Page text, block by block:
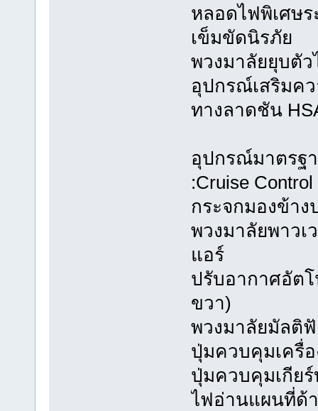
หลอดไฟพิเศษร
เข็มขัดนิรภัย
พวงมาลัยยุบตัว
อุปกรณ์เสริมค
ทางลาดชัน
อุปกรณ์มาตรฐ
:Cruise Control
กระจกมองข้า
พวงมาลัยพาวเ
แอร์
ปรับอากาศอัต
ขวา)
พวงมาลัยมัลติ
ปุ่มควบคุมเครื่
ปุ่มควบคุมเกียร์
ไฟอ่านแผนที่ด้